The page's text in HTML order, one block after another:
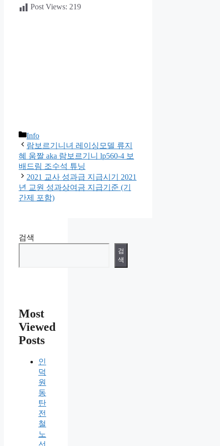
Post Views: 219
카
테
고
리
Info
람보르기니녀 레이싱모델 류지
혜 움짤 aka 람보르기니 lp560-4 보
배드림 조수석 튜닝
2021 교사 성과급 지급시기 2021
년 교원 성과상여금 지급기준 (기
간제 포함)
검색
검
색
Most
Viewed
Posts
인
덕
원
동
탄
전
철
노
선